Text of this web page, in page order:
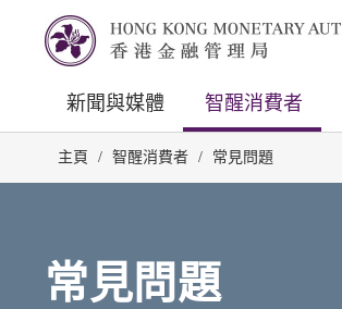
新聞與媒體 智醒消費者
主頁 / 智醒消費者 / 常見問題
常見問題